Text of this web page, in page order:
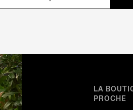
LA
PROCHE